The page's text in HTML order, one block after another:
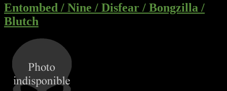
Entombed / Nine / Disfear / Bongzilla /
Blutch